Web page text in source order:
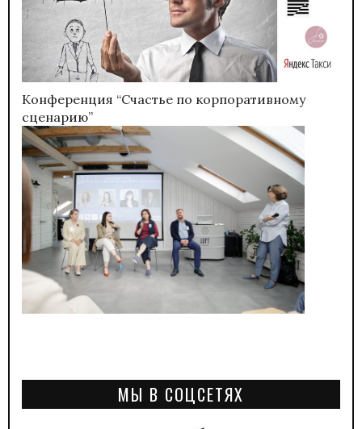
Конференция “Счастье по корпоративному
сценарию”
МЫ В СОЦСЕТЯХ